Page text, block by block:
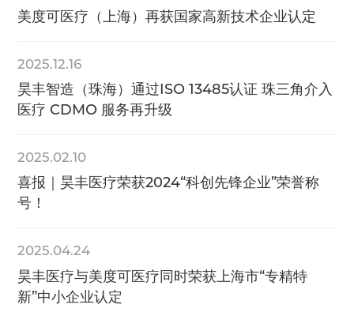
美度可医疗（上海）再获国家高新技术企业认定
2025.12.16
昊丰智造（珠海）通过ISO 13485认证 珠三角介入
医疗 CDMO 服务再升级
2025.02.10
喜报｜昊丰医疗荣获2024“科创先锋企业”荣誉称
号！
2025.04.24
昊丰医疗与美度可医疗同时荣获上海市“专精特
新”中小企业认定